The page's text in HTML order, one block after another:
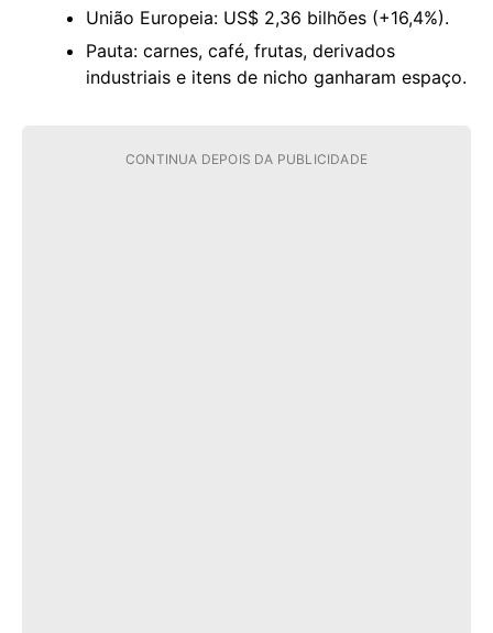
União Europeia: US$ 2,36 bilhões (+16,4%).
Pauta: carnes, café, frutas, derivados
industriais e itens de nicho ganharam espaço.
CONTINUA DEPOIS DA PUBLICIDADE